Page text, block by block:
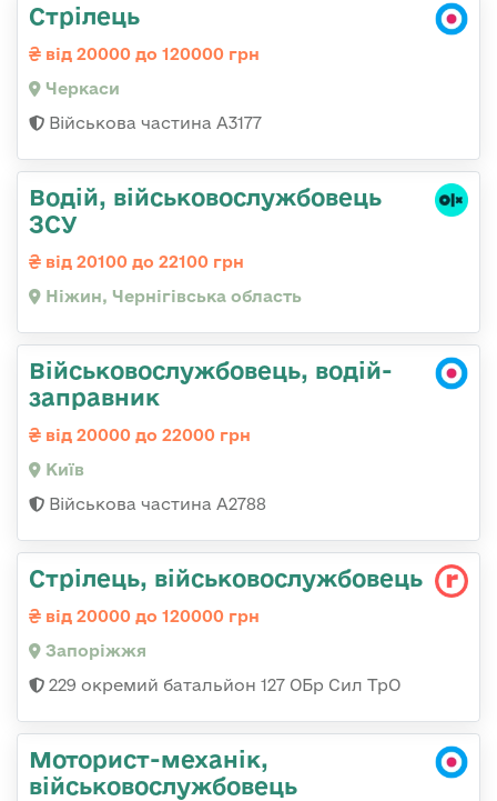
Стрілець
від 20000 до 120000 грн
Черкаси
Військова частина А3177
Водій, військовослужбовець
ЗСУ
від 20100 до 22100 грн
Ніжин, Чернігівська область
Військовослужбовець, водій-
заправник
від 20000 до 22000 грн
Київ
Військова частина А2788
Стрілець, військовослужбовець
від 20000 до 120000 грн
Запоріжжя
229 окремий батальйон 127 ОБр Сил ТрО
Моторист-механік,
військовослужбовець